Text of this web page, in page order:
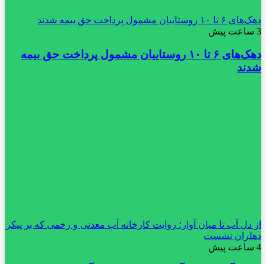
دهک‌های ۶ تا ۱۰ روستاییان مشمول پرداخت حق بیمه شدند
3 ساعت پیش
دهک‌های ۶ تا ۱۰ روستاییان مشمول پرداخت حق بیمه
شدند
از دل آب تا میان آوار؛ روایت کارخانه آب معدنی و زخمی که بر پیکر
دهلران نشست
4 ساعت پیش